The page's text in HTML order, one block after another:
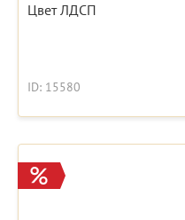
Цвет ЛДСП
ID: 15580